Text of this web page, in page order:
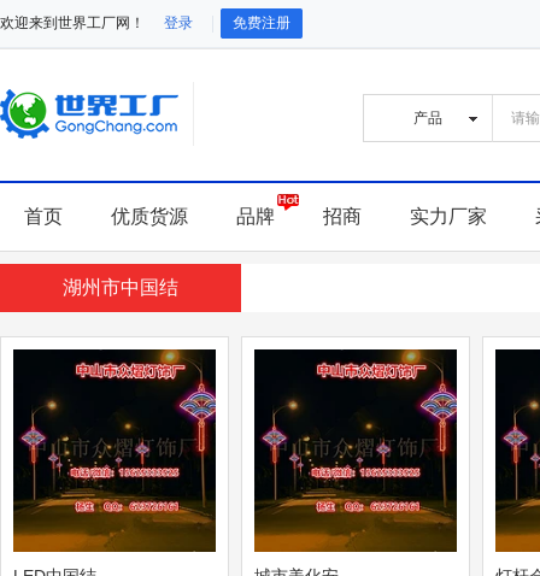
欢迎来到世界工厂网！ 登录 免费注册
首页 优质货源 品牌 招商 实力厂家
湖州市中国结